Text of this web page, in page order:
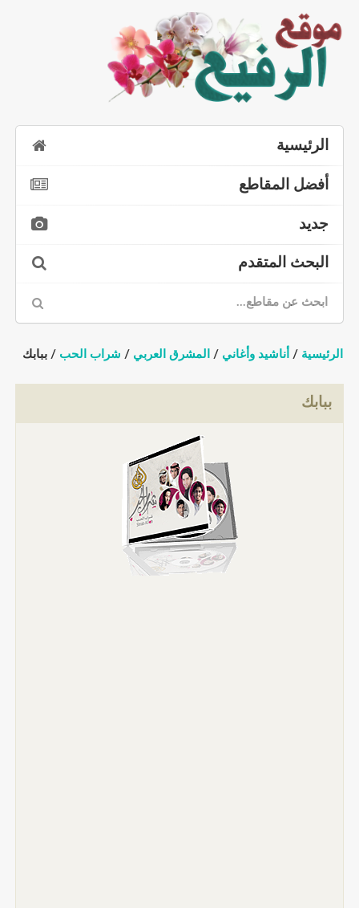
الرئيسية
أفضل المقاطع
جديد
البحث المتقدم
الرئيسية / أناشيد وأغاني / المشرق العربي / شراب الحب / ببابك
ببابك